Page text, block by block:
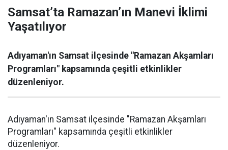
Samsat’ta Ramazan’ın Manevi İklimi
Yaşatılıyor
Adıyaman'ın Samsat ilçesinde "Ramazan Akşamları
Programları" kapsamında çeşitli etkinlikler
düzenleniyor.
Adıyaman'ın Samsat ilçesinde "Ramazan Akşamları
Programları" kapsamında çeşitli etkinlikler
düzenleniyor.